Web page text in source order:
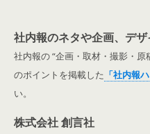
社内報のネタや企画、デ
社内報の “企画・取材・撮影・
のポイントを掲載した 「社内報
い。
株式会社 創言社